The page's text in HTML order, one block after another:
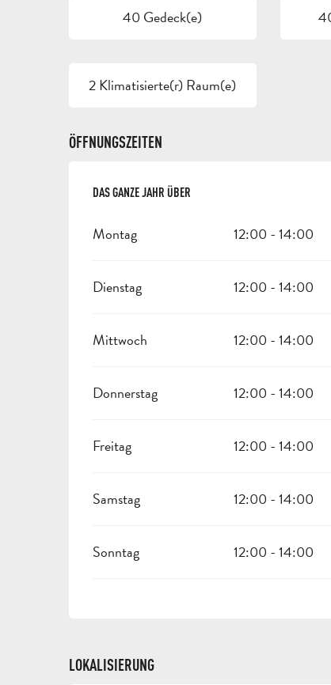
40 Gedeck(e)
2 Klimatisierte(r) Raum(e)
ÖFFNUNGSZEITEN
DAS GANZE JAHR ÜBER
DAS GANZE JAHR ÜBER
Montag 12:00 - 14:00
Dienstag 12:00 - 14:00
Mittwoch 12:00 - 14:00
Donnerstag 12:00 - 14:00
Freitag 12:00 - 14:00
Samstag 12:00 - 14:00
Sonntag 12:00 - 14:00
LOKALISIERUNG